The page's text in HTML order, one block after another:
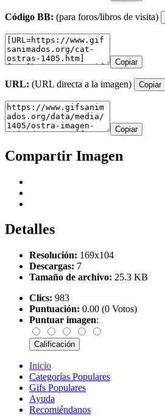
Código BB: (para foros/libros de visita)
Copiar
URL: (URL directa a la imagen) Copiar
Copiar
Compartir Imagen
Detalles
Resolución: 169x104
Descargas: 7
Tamaño de archivo: 25.3 KB
Clics: 983
Puntuación: 0.00 (0 Votos)
Puntuar imagen:
Inicio
Categorías Populares
Gifs Populares
Ayuda
Recomiéndanos